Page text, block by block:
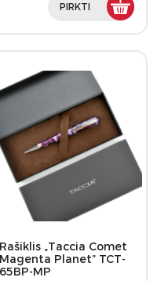
PIRKTI
Rašiklis „Taccia Comet
Magenta Planet” TCT-
65BP-MP